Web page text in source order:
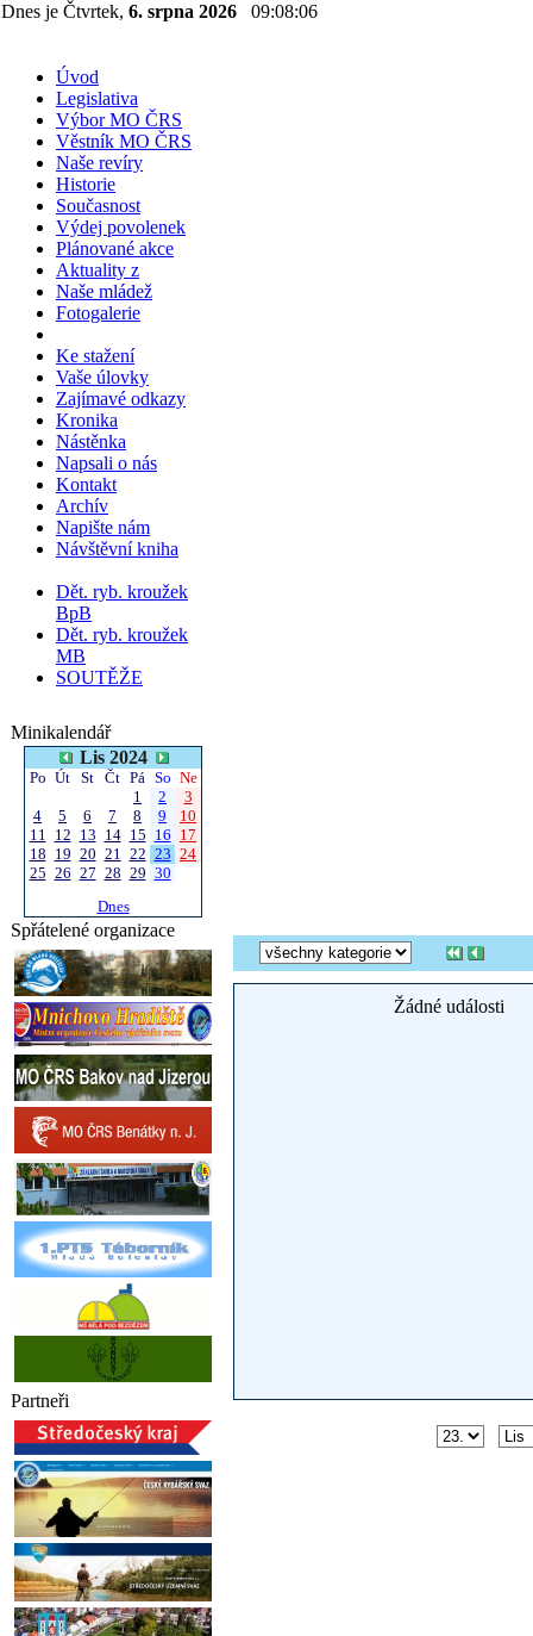
Dnes je Čtvrtek, 6. srpna 2026 09:08:06
Úvod
Legislativa
Výbor MO ČRS
Věstník MO ČRS
Naše revíry
Historie
Současnost
Výdej povolenek
Plánované akce
Aktuality z
Naše mládež
Fotogalerie
Ke stažení
Vaše úlovky
Zajímavé odkazy
Kronika
Nástěnka
Napsali o nás
Kontakt
Archív
Napište nám
Návštěvní kniha
Dět. ryb. kroužek
BpB
Dět. ryb. kroužek
MB
SOUTĚŽE
Minikalendář
Lis 2024
Po Út St Čt Pá So Ne
1
2
3
4
5 6 7 8 9
10
11 12 13 14 15 16 17
18 19 20 21 22 23 24
25 26 27 28 29 30
Dnes
Spřátelené organizace
Partneři
Žádné události